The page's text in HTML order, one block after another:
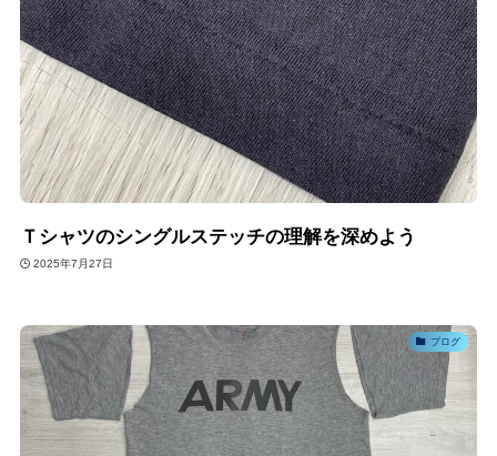
Ｔシャツのシングルステッチの理解を深めよう
2025年7月27日
ブログ